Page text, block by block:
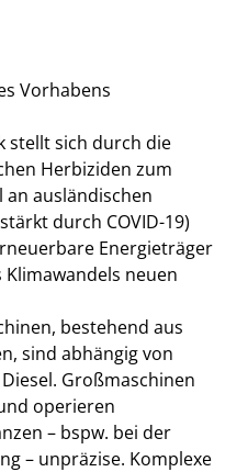
Vorhabens
stellt sich durch die
Herbiziden zum
ausländischen
durch COVID-19)
Energieträger
neuen
bestehend aus
sind abhängig von
Großmaschinen
operieren
– bspw. bei der
– unpräzise. Komplexe